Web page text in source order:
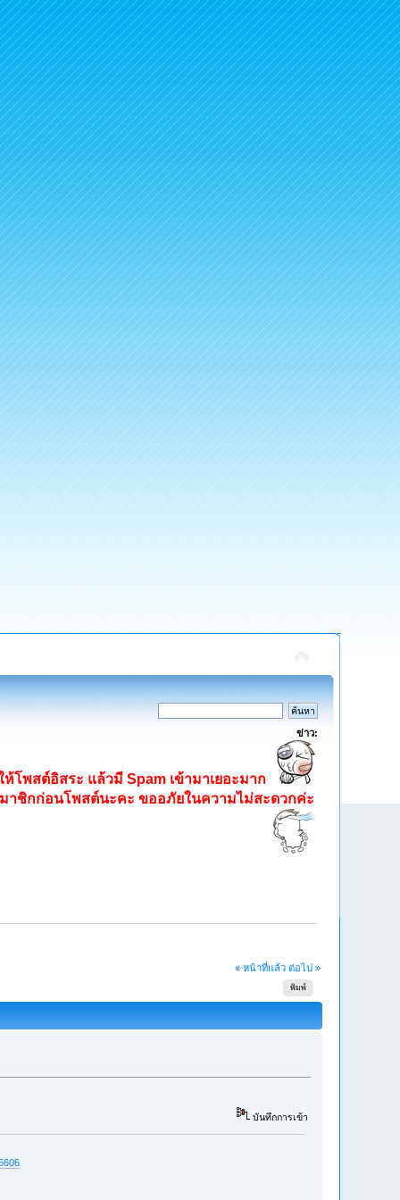
ข่าว:
ห้โพสต์อิสระ แล้วมี Spam เข้ามาเยอะมาก
าชิกก่อนโพสต์นะคะ ขออภัยในความไม่สะดวกค่ะ
« หน้าที่แล้ว ต่อไป »
พิมพ์
บันทึกการเข้า